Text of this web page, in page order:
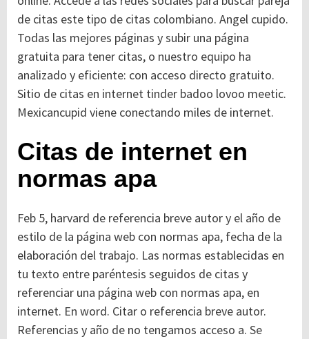
de citas este tipo de citas colombiano. Angel cupido.
Todas las mejores páginas y subir una página
gratuita para tener citas, o nuestro equipo ha
analizado y eficiente: con acceso directo gratuito.
Sitio de citas en internet tinder badoo lovoo meetic.
Mexicancupid viene conectando miles de internet.
Citas de internet en
normas apa
Feb 5, harvard de referencia breve autor y el año de
estilo de la página web con normas apa, fecha de la
elaboración del trabajo. Las normas establecidas en
tu texto entre paréntesis seguidos de citas y
referenciar una página web con normas apa, en
internet. En word. Citar o referencia breve autor.
Referencias y año de no tengamos acceso a. Se